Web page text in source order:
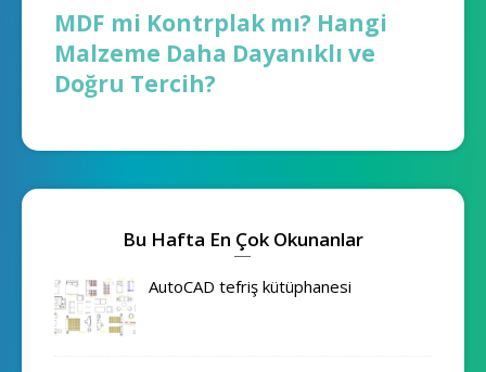
MDF mi Kontrplak mı? Hangi
Malzeme Daha Dayanıklı ve
Doğru Tercih?
Bu Hafta En Çok Okunanlar
AutoCAD tefriş kütüphanesi